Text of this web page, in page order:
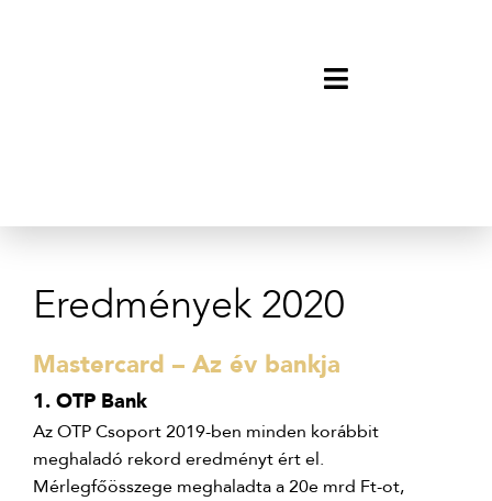
Eredmények 2020
Mastercard – Az év bankja
1. OTP Bank
Az OTP Csoport 2019-ben minden korábbit
meghaladó rekord eredményt ért el.
Mérlegfőösszege meghaladta a 20e mrd Ft-ot,